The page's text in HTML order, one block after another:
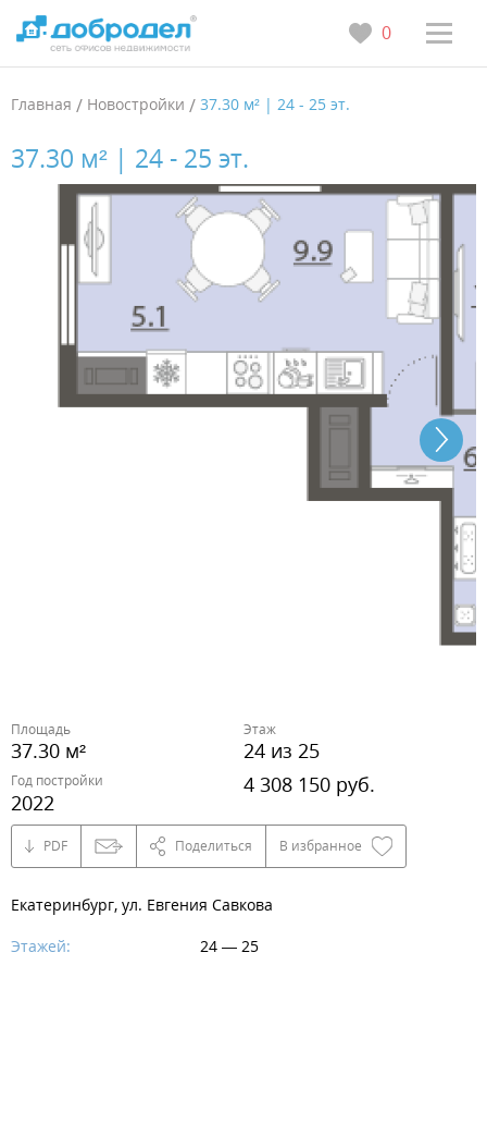
0
Главная / Новостройки / 37.30 м² | 24 - 25 эт.
37.30 м² | 24 - 25 эт.
Площадь
37.30 м²
Этаж
24 из 25
Год постройки
2022
4 308 150 руб.
PDF Поделиться В избранное
Екатеринбург, ул. Евгения Савкова
Этажей:
24 — 25